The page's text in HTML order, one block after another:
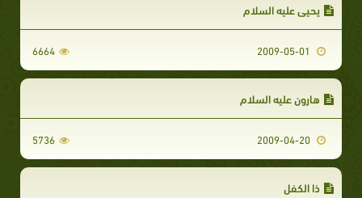
يحيى عليه السلام
6664
هارون عليه السلام
5736
ذا الكفل